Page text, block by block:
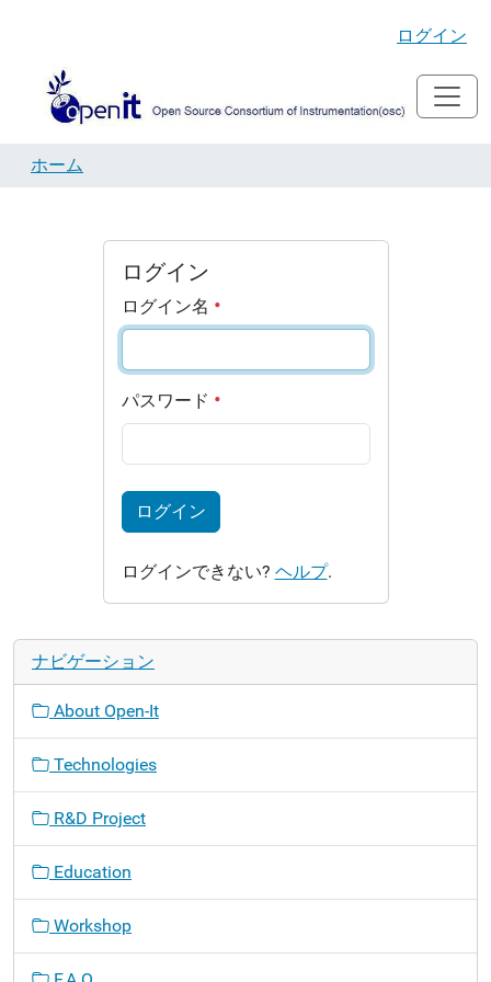
ログイン
ホーム
ログイン
ログイン名
パスワード
ログイン
ログインできない? ヘルプ.
ナビゲーション
About Open-It
Technologies
R&D Project
Education
Workshop